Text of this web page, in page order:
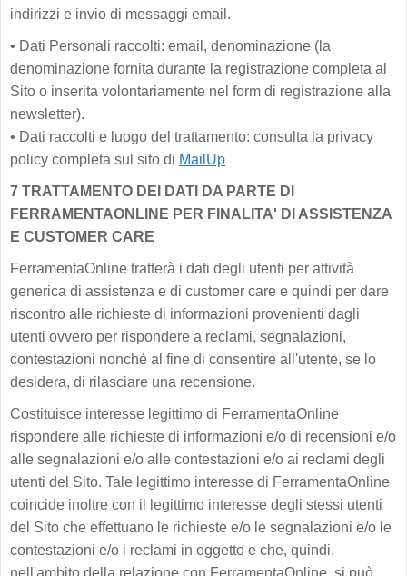
indirizzi e invio di messaggi email.
• Dati Personali raccolti: email, denominazione (la
denominazione fornita durante la registrazione completa al
Sito o inserita volontariamente nel form di registrazione alla
newsletter).
• Dati raccolti e luogo del trattamento: consulta la privacy
policy completa sul sito di MailUp
7 TRATTAMENTO DEI DATI DA PARTE DI
FERRAMENTAONLINE PER FINALITA' DI ASSISTENZA
E CUSTOMER CARE
FerramentaOnline tratterà i dati degli utenti per attività
generica di assistenza e di customer care e quindi per dare
riscontro alle richieste di informazioni provenienti dagli
utenti ovvero per rispondere a reclami, segnalazioni,
contestazioni nonché al fine di consentire all'utente, se lo
desidera, di rilasciare una recensione.
Costituisce interesse legittimo di FerramentaOnline
rispondere alle richieste di informazioni e/o di recensioni e/o
alle segnalazioni e/o alle contestazioni e/o ai reclami degli
utenti del Sito. Tale legittimo interesse di FerramentaOnline
coincide inoltre con il legittimo interesse degli stessi utenti
del Sito che effettuano le richieste e/o le segnalazioni e/o le
contestazioni e/o i reclami in oggetto e che, quindi,
nell'ambito della relazione con FerramentaOnline, si può